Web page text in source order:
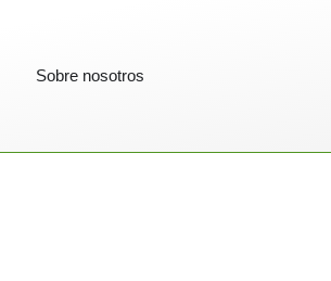
Oficina
SSI Visual
Sobre nosotros